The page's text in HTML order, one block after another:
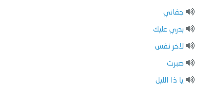
جفاني
بدري عليك
لاخر نفس
صبرت
يا ذا الليل